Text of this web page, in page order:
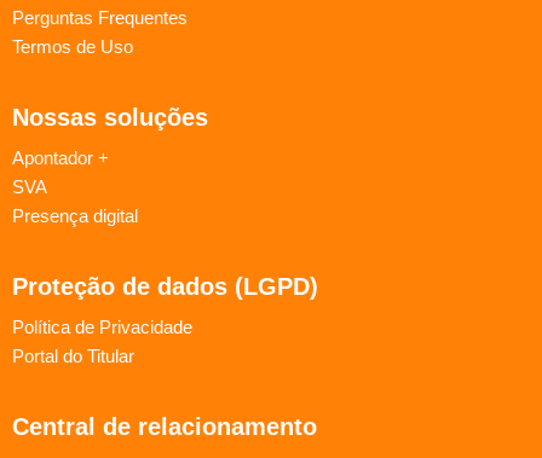
Perguntas Frequentes
Termos de Uso
Nossas soluções
Apontador +
SVA
Presença digital
Proteção de dados (LGPD)
Política de Privacidade
Portal do Titular
Central de relacionamento